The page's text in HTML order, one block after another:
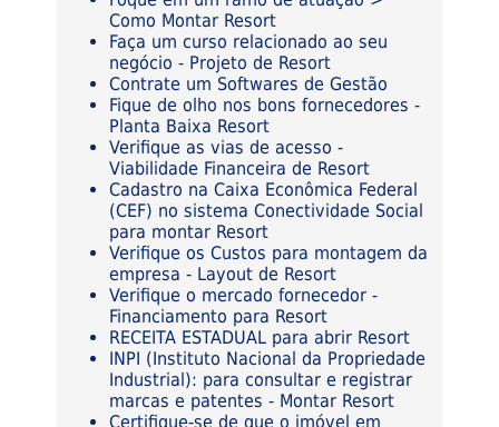
Como Montar Resort
Faça um curso relacionado ao seu
negócio - Projeto de Resort
Contrate um Softwares de Gestão
Fique de olho nos bons fornecedores -
Planta Baixa Resort
Verifique as vias de acesso -
Viabilidade Financeira de Resort
Cadastro na Caixa Econômica Federal
(CEF) no sistema Conectividade Social
para montar Resort
Verifique os Custos para montagem da
empresa - Layout de Resort
Verifique o mercado fornecedor -
Financiamento para Resort
RECEITA ESTADUAL para abrir Resort
INPI (Instituto Nacional da Propriedade
Industrial): para consultar e registrar
marcas e patentes - Montar Resort
Certifique-se de que o imóvel em